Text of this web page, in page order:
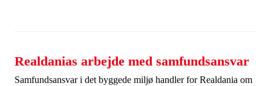
Realdanias arbejde med samfundsansvar
Samfundsansvar i det byggede miljø handler for Realdania om